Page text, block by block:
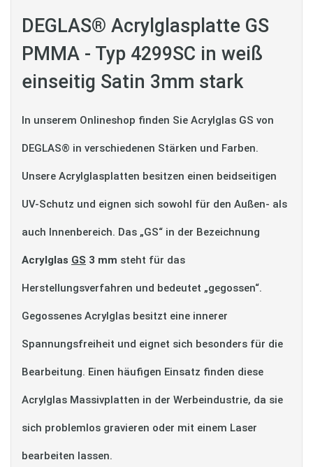
DEGLAS® Acrylglasplatte GS
PMMA - Typ 4299SC in weiß
einseitig Satin 3mm stark
In unserem Onlineshop finden Sie Acrylglas GS von
DEGLAS® in verschiedenen Stärken und Farben.
Unsere Acrylglasplatten besitzen einen beidseitigen
UV-Schutz und eignen sich sowohl für den Außen- als
auch Innenbereich. Das „GS“ in der Bezeichnung
Acrylglas GS 3 mm steht für das
Herstellungsverfahren und bedeutet „gegossen“.
Gegossenes Acrylglas besitzt eine innerer
Spannungsfreiheit und eignet sich besonders für die
Bearbeitung. Einen häufigen Einsatz finden diese
Acrylglas Massivplatten in der Werbeindustrie, da sie
sich problemlos gravieren oder mit einem Laser
bearbeiten lassen.